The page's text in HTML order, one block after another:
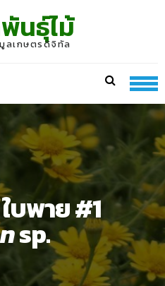
นธุ์ไม้
ลเกษตรดิจิทัล
บพาย #1
sp.